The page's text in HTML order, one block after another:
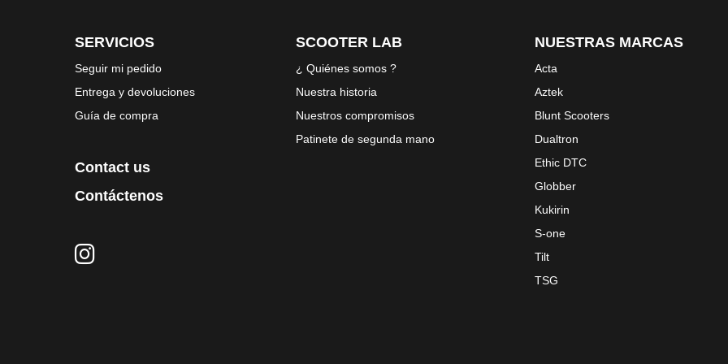
SERVICIOS
Seguir mi pedido
Entrega y devoluciones
Guía de compra
Contact us
Contáctenos
SCOOTER LAB
¿ Quiénes somos ?
Nuestra historia
Nuestros compromisos
Patinete de segunda mano
NUESTRAS MARCAS
Acta
Aztek
Blunt Scooters
Dualtron
Ethic DTC
Globber
Kukirin
S-one
Tilt
TSG